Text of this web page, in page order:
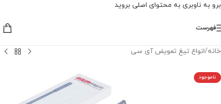
برو به ناوبری به محتوای اصلی بروید
فهرست
خانه/انواع تیغ تعویض آی سی
ناموجود